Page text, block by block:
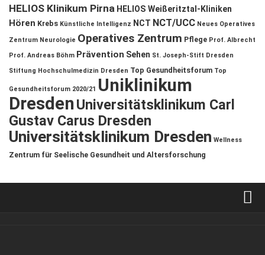
HELIOS Klinikum Pirna HELIOS Weißeritztal-Kliniken
Hören Krebs Künstliche Intelligenz NCT NCT/UCC Neues Operatives
Zentrum Neurologie Operatives Zentrum Pflege Prof. Albrecht
Prof. Andreas Böhm Prävention Sehen St. Joseph-Stift Dresden
Stiftung Hochschulmedizin Dresden Top Gesundheitsforum Top
Gesundheitsforum 2020/21 Uniklinikum
DresdenUniversitätsklinikum Carl
Gustav Carus Dresden
Universitätsklinikum Dresden Wellness
Zentrum für Seelische Gesundheit und Altersforschung